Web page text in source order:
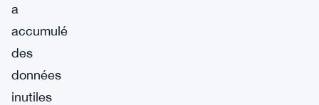
a
accumulé
des
données
inutiles